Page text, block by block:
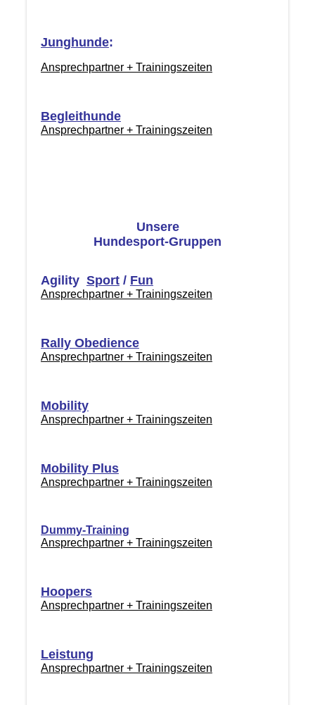
Junghunde:
Ansprechpartner + Trainingszeiten
Begleithunde
Ansprechpartner + Trainingszeiten
Unsere
Hundesport-Gruppen
Agility Sport/ Fun
Ansprechpartner + Trainingszeiten
Rally Obedience
Ansprechpartner + Trainingszeiten
Mobility
Ansprechpartner + Trainingszeiten
Mobility Plus
Ansprechpartner + Trainingszeiten
Dummy-Training
Ansprechpartner + Trainingszeiten
Hoopers
Ansprechpartner + Trainingszeiten
Leistung
Ansprechpartner + Trainingszeiten